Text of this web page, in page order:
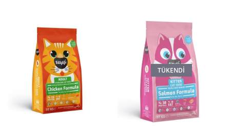
TÜKENDI